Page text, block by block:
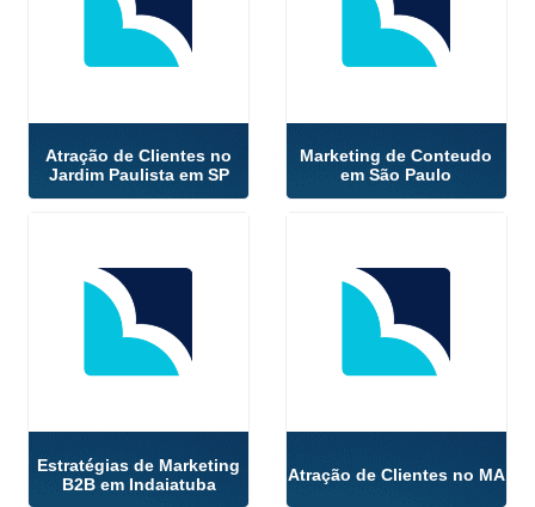
Atração de Clientes no
Jardim Paulista em SP
Marketing de Conteudo
em São Paulo
Estratégias de Marketing
B2B em Indaiatuba
Atração de Clientes no MA